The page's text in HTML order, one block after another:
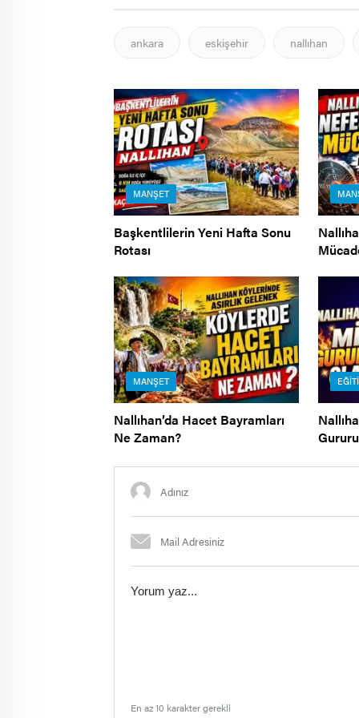
ankara eskişehir nallıhan
MANŞET
Başkentlilerin Yeni Hafta Sonu
Rotası
MANŞET
Nallıhan’da Hacet Bayramları
Ne Zaman?
En az 10 karakter gerekli